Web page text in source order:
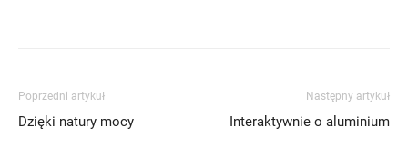
Poprzedni artykuł
Dzięki natury mocy
Następny artykuł
Interaktywnie o aluminium